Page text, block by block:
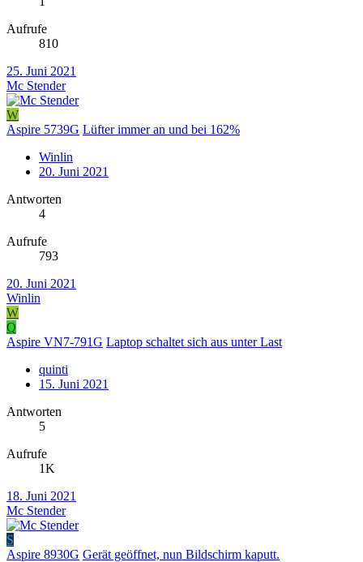
Aufrufe
810
25. Juni 2021
Mc Stender
W
Aspire 5739G Lüfter immer an und bei 162%
Winlin
20. Juni 2021
Antworten
4
Aufrufe
793
20. Juni 2021
Winlin
W
Q
Aspire VN7-791G Laptop schaltet sich aus unter Last
quinti
15. Juni 2021
Antworten
5
Aufrufe
1K
18. Juni 2021
Mc Stender
S
Aspire 8930G Gerät geöffnet, nun Bildschirm kaputt.